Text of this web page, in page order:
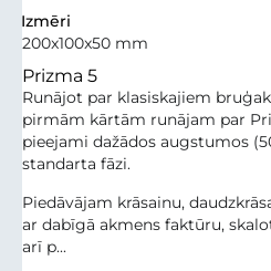
Izmēri
200x100x50 mm
Prizma 5
Runājot par klasiskajiem
pirmām kārtām runājam par
pieejami dažādos augstumos
standarta fāzi.
Piedāvājam krāsainu,
ar dabīgā akmens faktūru,
arī p...